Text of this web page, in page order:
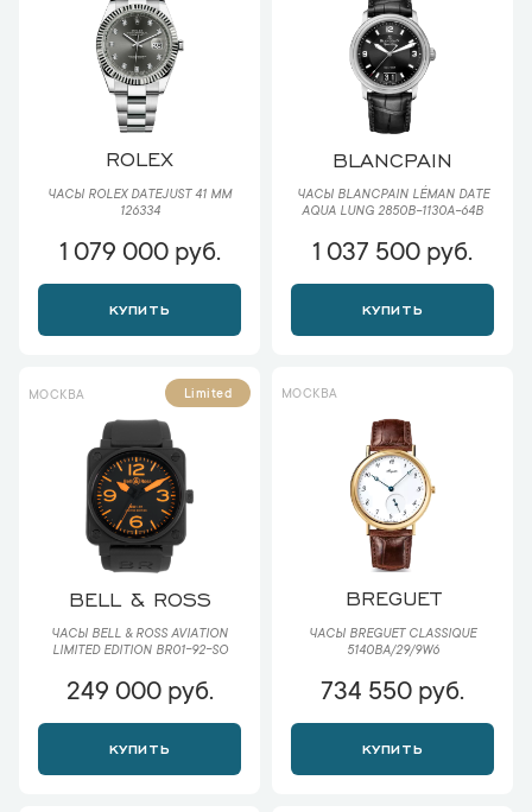
ROLEX
ЧАСЫ ROLEX DATEJUST 41 ММ
126334
1 079 000 руб.
КУПИТЬ
BLANCPAIN
ЧАСЫ BLANCPAIN LÉMAN DATE
AQUA LUNG 2850B-1130A-64B
1 037 500 руб.
КУПИТЬ
МОСКВА Limited
BELL & ROSS
ЧАСЫ BELL & ROSS AVIATION
LIMITED EDITION BR01-92-SO
249 000 руб.
КУПИТЬ
МОСКВА
BREGUET
ЧАСЫ BREGUET CLASSIQUE
5140BA/29/9W6
734 550 руб.
КУПИТЬ